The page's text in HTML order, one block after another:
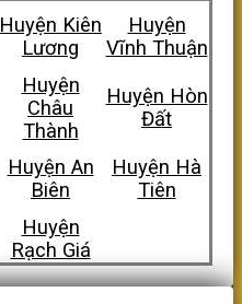
Huyện Kiên
Lương
Huyện
Vĩnh Thuận
Huyện
Châu
Thành
Huyện Hòn
Đất
Huyện An
Biên
Huyện Hà
Tiên
Huyện
Rạch Giá